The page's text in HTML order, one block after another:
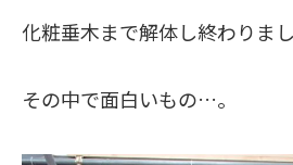
化粧垂木まで解体し終わりまし
その中で面白いもの…。